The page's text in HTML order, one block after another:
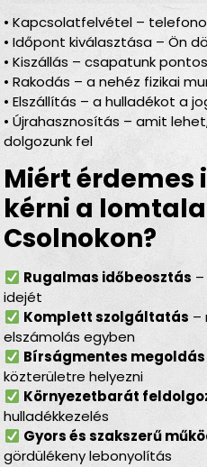
• Kapcsolatfelvétel –
• Időpont kiválasztása – Ön
• Kiszállás – csapatunk
• Rakodás – a nehéz fizikai
• Elszállítás – a hulladékot a
• Újrahasznosítás – amit
dolgozunk fel
Miért érdemes
kérni a
Csolnokon?
Rugalmas időbeosztás
idejét
Komplett szolgáltatás –
elszámolás egyben
Bírságmentes megoldás
közterületre helyezni
Környezetbarát
hulladékkezelés
Gyors és szakszerű
gördülékeny lebonyolítás